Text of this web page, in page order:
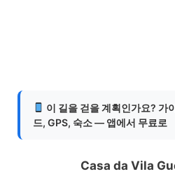
이 길을 걷을 계획인가요? 가
드, GPS, 숙소 — 앱에서 무료로
Casa da Vila